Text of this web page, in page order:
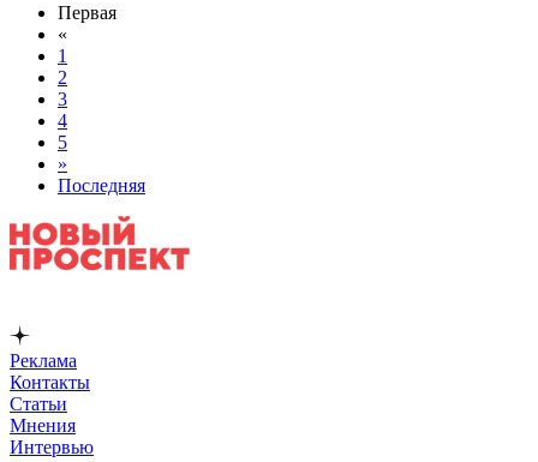
Первая
«
1
2
3
4
5
»
Последняя
Реклама
Контакты
Статьи
Мнения
Интервью